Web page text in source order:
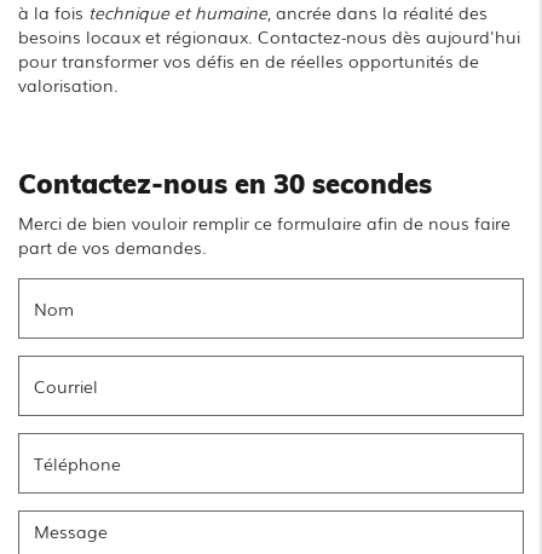
à la fois technique et humaine, ancrée dans la réalité des
besoins locaux et régionaux. Contactez-nous dès aujourd'hui
pour transformer vos défis en de réelles opportunités de
valorisation.
Contactez-nous en 30 secondes
Merci de bien vouloir remplir ce formulaire afin de nous faire
part de vos demandes.